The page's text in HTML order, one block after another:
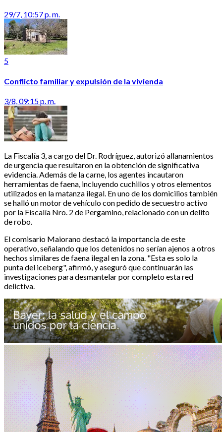
29/7, 10:57 p. m.
5
Conflicto familiar y expulsión de la vivienda
3/8, 09:15 p. m.
La Fiscalía 3, a cargo del Dr. Rodríguez, autorizó allanamientos
de urgencia que resultaron en la obtención de significativa
evidencia. Además de la carne, los agentes incautaron
herramientas de faena, incluyendo cuchillos y otros elementos
utilizados en la matanza ilegal. En uno de los domicilios también
se halló un motor de vehículo con pedido de secuestro activo
por la Fiscalía Nro. 2 de Pergamino, relacionado con un delito
de robo.
El comisario Maiorano destacó la importancia de este
operativo, señalando que los detenidos no serían ajenos a otros
hechos similares de faena ilegal en la zona. "Esta es solo la
punta del iceberg", afirmó, y aseguró que continuarán las
investigaciones para desmantelar por completo esta red
delictiva.